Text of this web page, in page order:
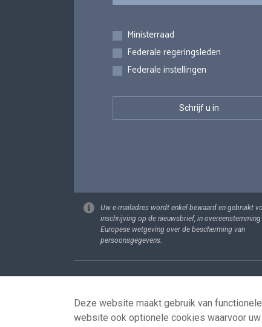
Inschrijvingen
Ministerraad
Federale regeringsleden
Federale instellingen
Uw e-mailadres wordt enkel bewaard en gebruikt
inschrijving op de nieuwsbrief, in
Europese wetgeving over de bescherming van
persoonsgegevens.
Footer
Deze website maakt gebruik van
website ook optionele cookies waarvoor